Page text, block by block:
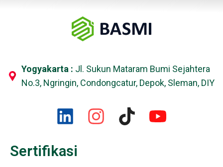
Yogyakarta : Jl. Sukun Mataram Bumi Sejahtera
No.3, Ngringin, Condongcatur, Depok, Sleman, DIY
Sertifikasi